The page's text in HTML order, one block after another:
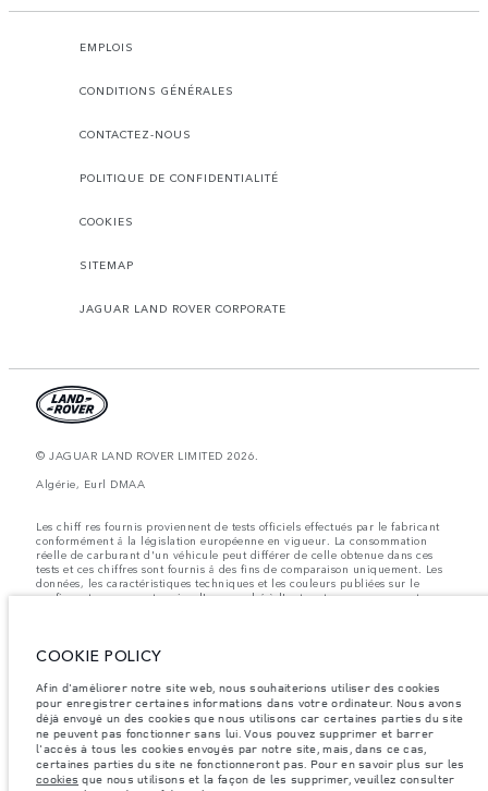
EMPLOIS
CONDITIONS GÉNÉRALES
CONTACTEZ-NOUS
POLITIQUE DE CONFIDENTIALITÉ
COOKIES
SITEMAP
JAGUAR LAND ROVER CORPORATE
© JAGUAR LAND ROVER LIMITED 2026.
Algérie, Eurl DMAA
Les chiff res fournis proviennent de tests officiels effectués par le fabricant
conformément å la législation européenne en vigueur. La consommation
réelle de carburant d'un véhicule peut différer de celle obtenue dans ces
tests et ces chiffres sont fournis å des fins de comparaison uniquement. Les
données, les caractéristiques techniques et les couleurs publiées sur le
configurateur peuvent varier d'un marché à l'autre et ne comprennent pas
Les poids indiqués correspondent à des spécifications de véhicule standard.
affecteront la charge utile. Assurez-vous que le poids total en charge du
véhicule, les charges maximales par essieu et la charge utile ne sont pas
dépassés lorsque vous chargez des accessoires, des occupants, des liquides
et des carburants.
Remarque importante sur les images et les spécifications. La pénurie
mondiale de semi-conducteurs affecte actuellement les spécifications de
construction des véhicules, la disponibilité des options et les délais de
COOKIE POLICY
Afin d'améliorer notre site web, nous souhaiterions utiliser des cookies
pour enregistrer certaines informations dans votre ordinateur. Nous avons
déjà envoyé un des cookies que nous utilisons car certaines parties du site
ne peuvent pas fonctionner sans lui. Vous pouvez supprimer et barrer
l'accès à tous les cookies envoyés par notre site, mais, dans ce cas,
certaines parties du site ne fonctionneront pas. Pour en savoir plus sur les
cookies que nous utilisons et la façon de les supprimer, veuillez consulter